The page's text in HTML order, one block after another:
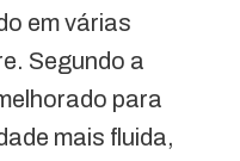
em várias
Segundo a
para
mais fluida,